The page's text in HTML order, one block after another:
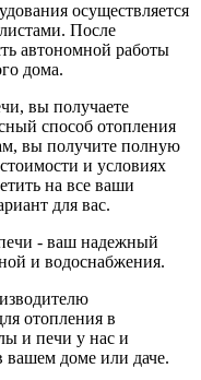
осуществляется
После
автономной работы
дома.
вы получаете
способ отопления
вы получите полную
и условиях
на все ваши
для вас.
- ваш надежный
и водоснабжения.
отопления в
и печи у нас и
вашем доме или даче.